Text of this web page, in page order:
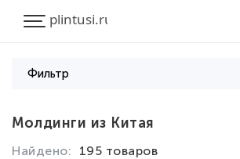
Фильтр
Молдинги из Китая
Найдено: 195 товаров